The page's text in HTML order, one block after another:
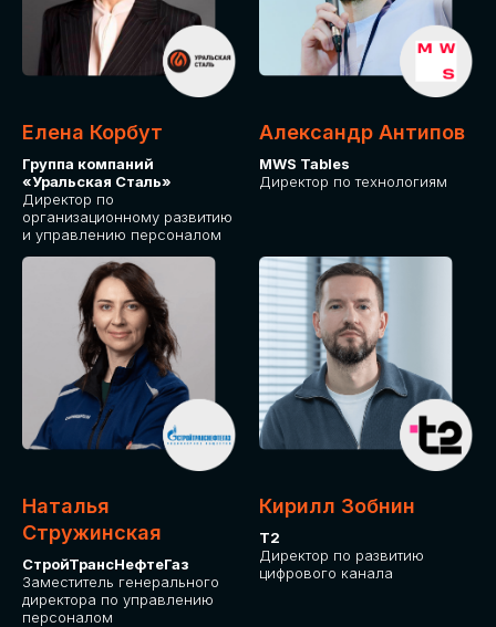
Елена Корбут
Группа компаний
«Уральская Сталь»
Директор по
организационному развитию
и управлению персоналом
Александр Антипов
MWS Tables
Директор по технологиям
Наталья
Стружинская
СтройТрансНефтеГаз
Заместитель генерального
директора по управлению
персоналом
Кирилл Зобнин
Т2
Директор по развитию
цифрового канала
Приглашаем стать спикером GLOBAL
TECH FORUM и поделиться своим
опытом и экспертизой. Будем рады
сотрудничеству!
СТАТЬ
СПИКЕРОМ
IT Solutions for Business